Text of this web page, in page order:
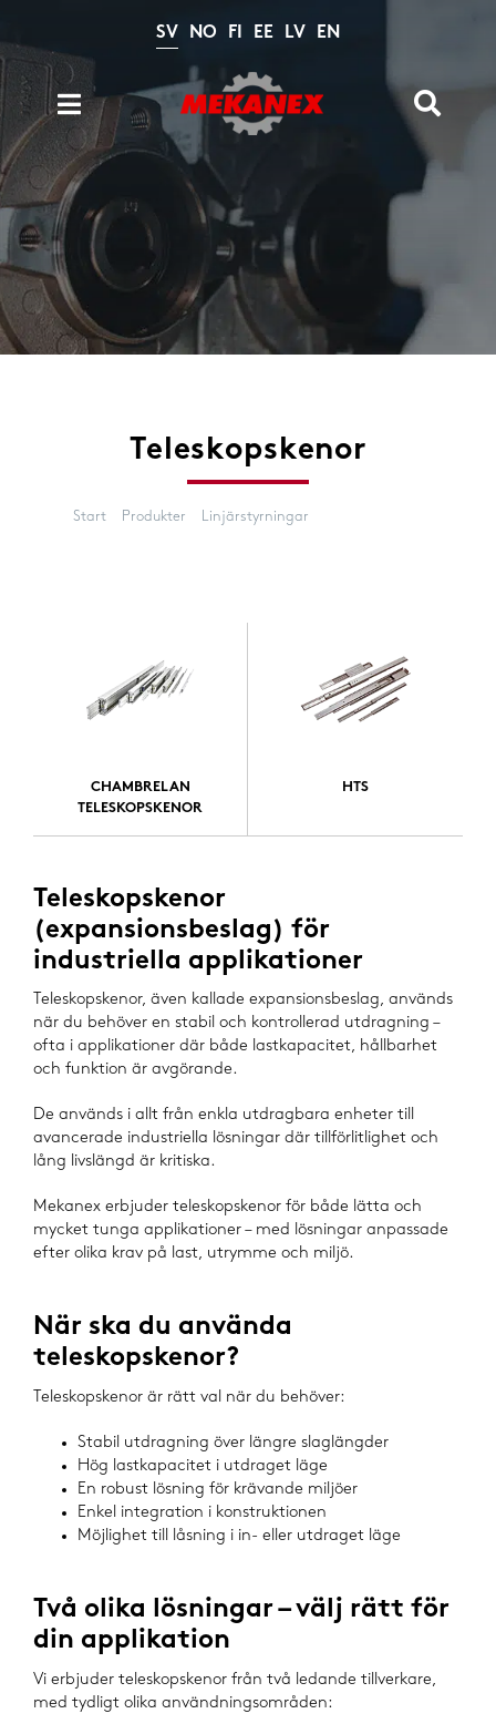
innehållet
SV NO FI EE LV EN
Toggle
Navigation
Produkter
Kataloger
Beräkningar
Nyheter
Toggle
Sök
efter:
Teleskopskenor
Start Produkter Linjärstyrningar
CHAMBRELAN
TELESKOPSKENOR
HTS
Teleskopskenor
(expansionsbeslag) för
industriella applikationer
Teleskopskenor, även kallade expansionsbeslag, används
när du behöver en stabil och kontrollerad utdragning –
ofta i applikationer där både lastkapacitet, hållbarhet
och funktion är avgörande.
De används i allt från enkla utdragbara enheter till
avancerade industriella lösningar där tillförlitlighet och
lång livslängd är kritiska.
Mekanex erbjuder teleskopskenor för både lätta och
mycket tunga applikationer – med lösningar anpassade
efter olika krav på last, utrymme och miljö.
När ska du använda
teleskopskenor?
Teleskopskenor är rätt val när du behöver:
Stabil utdragning över längre slaglängder
Hög lastkapacitet i utdraget läge
En robust lösning för krävande miljöer
Enkel integration i konstruktionen
Möjlighet till låsning i in- eller utdraget läge
Två olika lösningar – välj rätt för
din applikation
Vi erbjuder teleskopskenor från två ledande tillverkare,
med tydligt olika användningsområden: